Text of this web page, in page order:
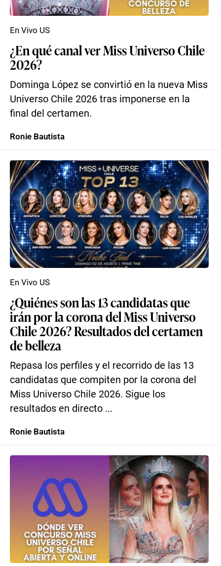
¿En qué canal ver Miss Universo Chile
2026?
Dominga López se convirtió en la nueva Miss
Universo Chile 2026 tras imponerse en la
final del certamen.
En Vivo US
Ronie Bautista
¿Quiénes son las 13 candidatas que
irán por la corona del Miss Universo
Chile 2026? Resultados del certamen
de belleza
Repasa los perfiles y el recorrido de las 13
candidatas que compiten por la corona del
Miss Universo Chile 2026. Sigue los
resultados en directo ...
En Vivo US
Ronie Bautista